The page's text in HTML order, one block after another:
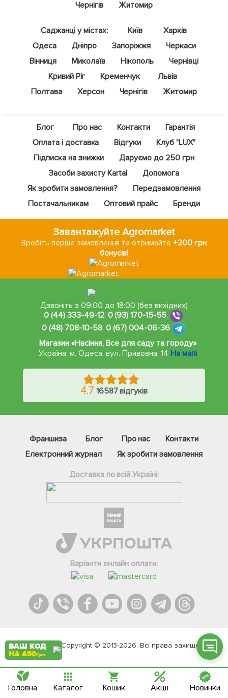
Чернігів
Житомир
Саджанці у містах: Київ
Харків
Одеса
Дніпро Запоріжжя
Черкаси
Вінниця
Миколаїв Нікополь
Чернівці
Кривий Ріг
Кременчук
Львів
Полтава
Херсон Чернігів Житомир
Блог Про нас Контакти
Гарантія
Оплата і доставка
Відгуки
Клуб "LUX"
Підписка на знижки
Даруємо до 250 грн
Засоби захисту Kartal
Допомога
Як зробити замовлення?
Передзамовлення
Постачальникам
Оптовий прайс Бренди
Завантажуйте Agromarket
Зробіть перше замовлення та отримайте+200 грн
бонусів!
Дзвоніть з 09:00 до 18:00 (без вихідних)
0 (44) 333-49-12, 0 (93) 170-15-55,
0 (48) 708-10-58, 0 (67) 004-06-36
Магазин «Насіння, Все для саду та городу»
Україна, м. Одеса,вул. Привозна, 14 На мапі
4.7 16587 відгуків
Франшиза Блог Про нас
Контакти
Електронний журнал
Як зробити замовлення
Доставка по всій Україні:
Варіанти онлайн оплати:
Agromarket.Copyright © 2013-2026. Всі права захищені
Телеграм
Вайбер
Онлайн чат
ВАШ КОД
НА 450грн
Головна Каталог Кошик Акції Новинки